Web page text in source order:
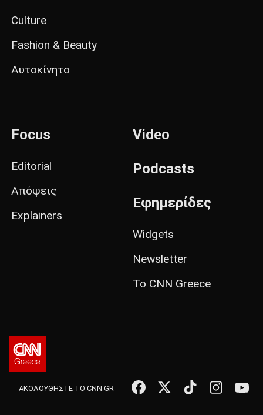
Culture
Fashion & Beauty
Αυτοκίνητο
Focus
Editorial
Απόψεις
Explainers
Video
Podcasts
Εφημερίδες
Widgets
Newsletter
Το CNN Greece
ΑΚΟΛΟΥΘΗΣΤΕ ΤΟ CNN.GR